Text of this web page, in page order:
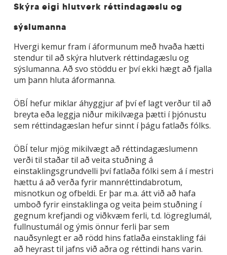
Skýra eigi hlutverk réttindagæslu og
sýslumanna
Hvergi kemur fram í áformunum með hvaða hætti
stendur til að skýra hlutverk réttindagæslu og
sýslumanna. Að svo stöddu er því ekki hægt að fjalla
um þann hluta áformanna.
ÖBÍ hefur miklar áhyggjur af því ef lagt verður til að
breyta eða leggja niður mikilvæga þætti í þjónustu
sem réttindagæslan hefur sinnt í þágu fatlaðs fólks.
ÖBÍ telur mjög mikilvægt að réttindagæslumenn
verði til staðar til að veita stuðning á
einstaklingsgrundvelli því fatlaða fólki sem á í mestri
hættu á að verða fyrir mannréttindabrotum,
misnotkun og ofbeldi. Er þar m.a. átt við að hafa
umboð fyrir einstaklinga og veita þeim stuðning í
gegnum krefjandi og viðkvæm ferli, t.d. lögreglumál,
fullnustumál og ýmis önnur ferli þar sem
nauðsynlegt er að rödd hins fatlaða einstakling fái
að heyrast til jafns við aðra og réttindi hans varin.